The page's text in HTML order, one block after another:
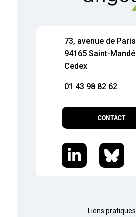
73, avenue de Paris
94165 Saint-Mandé
Cedex
01 43 98 82 62
CONTACT
Liens pratiques